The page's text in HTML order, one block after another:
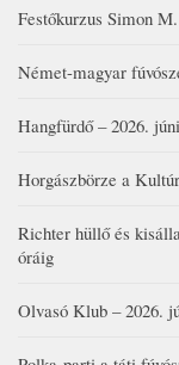
Festőkurzus Simon
Német-magyar
Hangfürdő – 2026.
Horgászbörze a
Richter hüllő és
óráig
Olvasó Klub – 2026.